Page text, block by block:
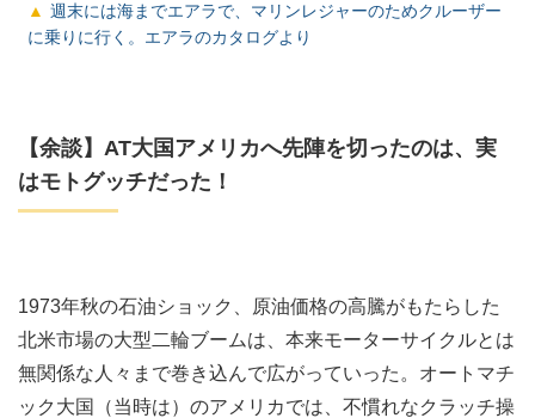
週末には海までエアラで、マリンレジャーのためクルーザー
に乗りに行く。エアラのカタログより
【余談】AT大国アメリカへ先陣を切ったのは、実
はモトグッチだった！
1973年秋の石油ショック、原油価格の高騰がもたらした
北米市場の大型二輪ブームは、本来モーターサイクルとは
無関係な人々まで巻き込んで広がっていった。オートマチ
ック大国（当時は）のアメリカでは、不慣れなクラッチ操